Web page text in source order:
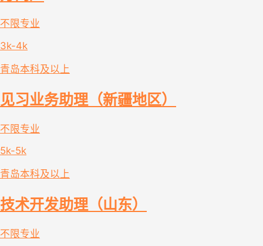
不限专业
3k-4k
青岛本科及以上
见习业务助理（新疆地区）
不限专业
5k-5k
青岛本科及以上
技术开发助理（山东）
不限专业